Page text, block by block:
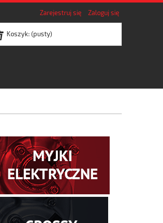
Zarejestruj się Zaloguj się
Koszyk: (pusty)